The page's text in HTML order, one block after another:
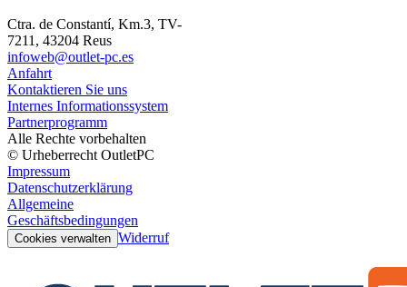
Ctra. de Constantí, Km.3, TV-
7211, 43204 Reus
infoweb@outlet-pc.es
Anfahrt
Kontaktieren Sie uns
Internes Informationssystem
Partnerprogramm
Alle Rechte vorbehalten
© Urheberrecht OutletPC
Impressum
Datenschutzerklärung
Allgemeine
Geschäftsbedingungen
Cookies verwalten Widerruf